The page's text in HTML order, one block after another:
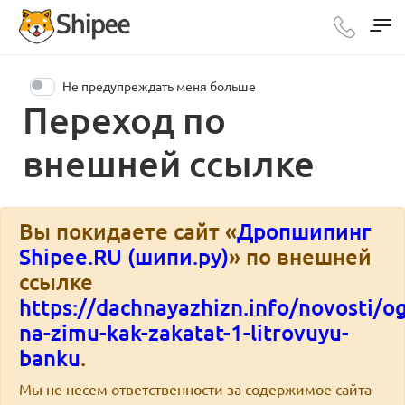
Переход по
внешней ссылке
Не предупреждать меня больше
Вы покидаете сайт «Дропшипинг
Shipee.RU (шипи.ру)» по внешней
ссылке
https://dachnayazhizn.info/novosti/
na-zimu-kak-zakatat-1-litrovuyu-
banku.
Мы не несем ответственности за содержимое сайта